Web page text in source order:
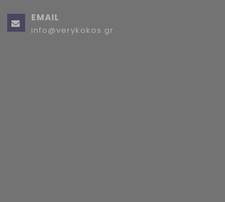
EMAIL
info@verykokos.gr